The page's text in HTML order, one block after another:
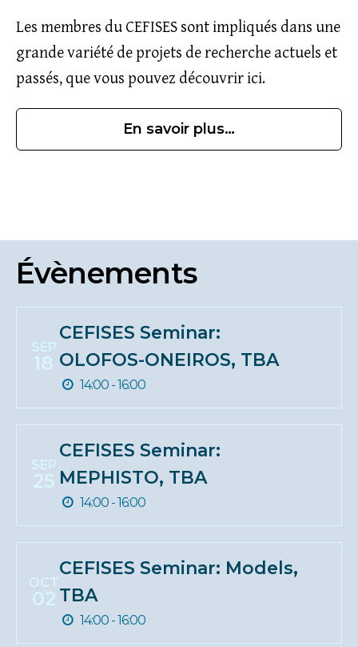
Les membres du CEFISES sont impliqués dans une
grande variété de projets de recherche actuels et
passés, que vous pouvez découvrir ici.
En savoir plus…
Évènements
CEFISES Seminar:
OLOFOS-ONEIROS, TBA
14:00 - 16:00
CEFISES Seminar:
MEPHISTO, TBA
14:00 - 16:00
CEFISES Seminar: Models,
TBA
14:00 - 16:00